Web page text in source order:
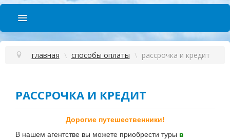
СПОСОБЫ ОПЛАТЫ
КОНТАКТЫ
АНГЛИЙСКИЙ КЛУБ OVS
главная \ способы оплаты \ рассрочка и кредит
РАССРОЧКА И КРЕДИТ
Дорогие путешественники!
В нашем агентстве вы можете приобрести туры в